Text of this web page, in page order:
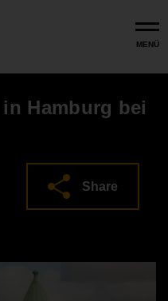
MENÜ
Hamburg bei
Share